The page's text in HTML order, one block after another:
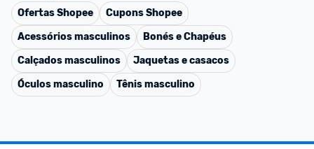
OfertasShopee CuponsShopee
Acessórios masculinos
Bonés e Chapéus
Calçados masculinos
Jaquetas e casacos
Óculos masculino
Tênis masculino